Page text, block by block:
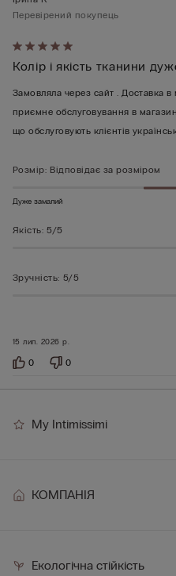
Оцінено
5
з
5
15 лип. 2026 р.
Перевірений покупець
Колір і якість тканини
Замовляла через сайт . Доставка
приємне обслуговування в
що обслуговують клієнтів
Розмір: Відповідає за розміром
Дуже замалий
Якість: 5/5
Зручність: 5/5
0 0
My Intimissimi
КОМПАНІЯ
Екологічна стійкість